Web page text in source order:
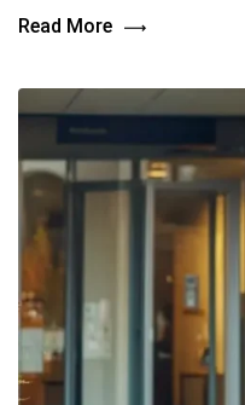
Read More